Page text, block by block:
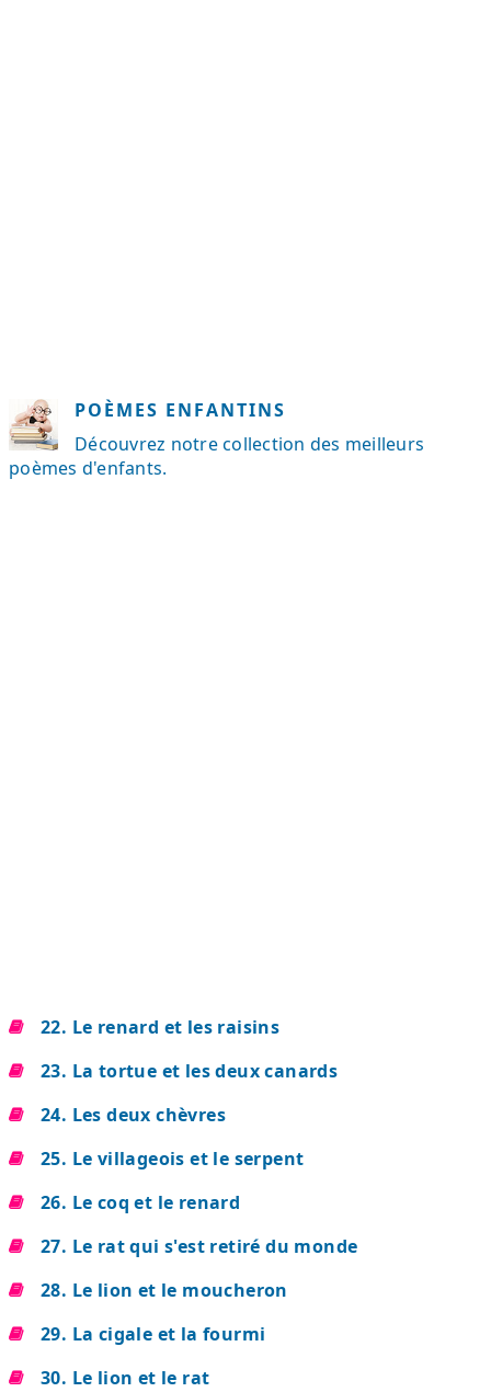
POÈMES ENFANTINS
Découvrez notre collection des meilleurs
poèmes d'enfants.
22. Le renard et les raisins
23. La tortue et les deux canards
24. Les deux chèvres
25. Le villageois et le serpent
26. Le coq et le renard
27. Le rat qui s'est retiré du monde
28. Le lion et le moucheron
29. La cigale et la fourmi
30. Le lion et le rat